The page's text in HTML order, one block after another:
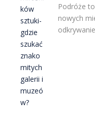
Podróże
nowych